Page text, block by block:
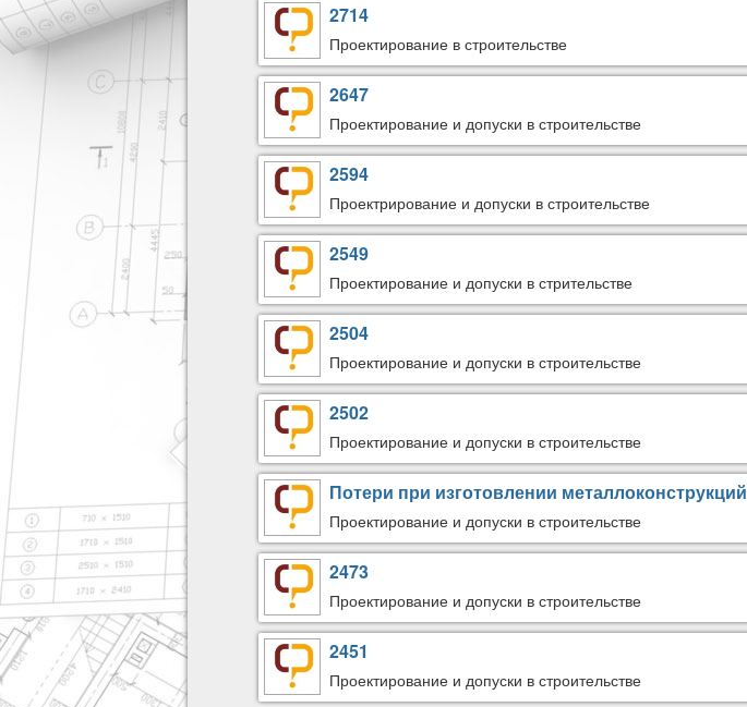
2714
Проектирование в строительстве
2647
Проектирование и допуски в строительстве
2594
Проектрирование и допуски в строительстве
2549
Проектирование и допуски в стрительстве
2504
Проектирование и допуски в строительстве
2502
Проектирование и допуски в строительстве
Потери при изготовлении металлоконструкций
Проектирование и допуски в строительстве
2473
Проектирование и допуски в строительстве
2451
Проектирование и допуски в строительстве